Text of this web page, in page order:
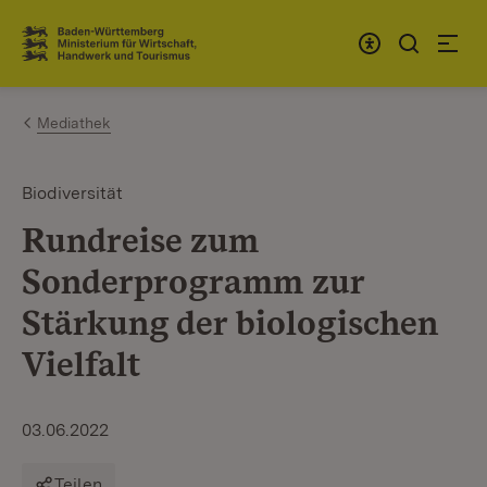
Zum Inhalt springen
Link zur Startseite
Mediathek
Biodiversität
Rundreise zum
Sonderprogramm zur
Stärkung der biologischen
Vielfalt
03.06.2022